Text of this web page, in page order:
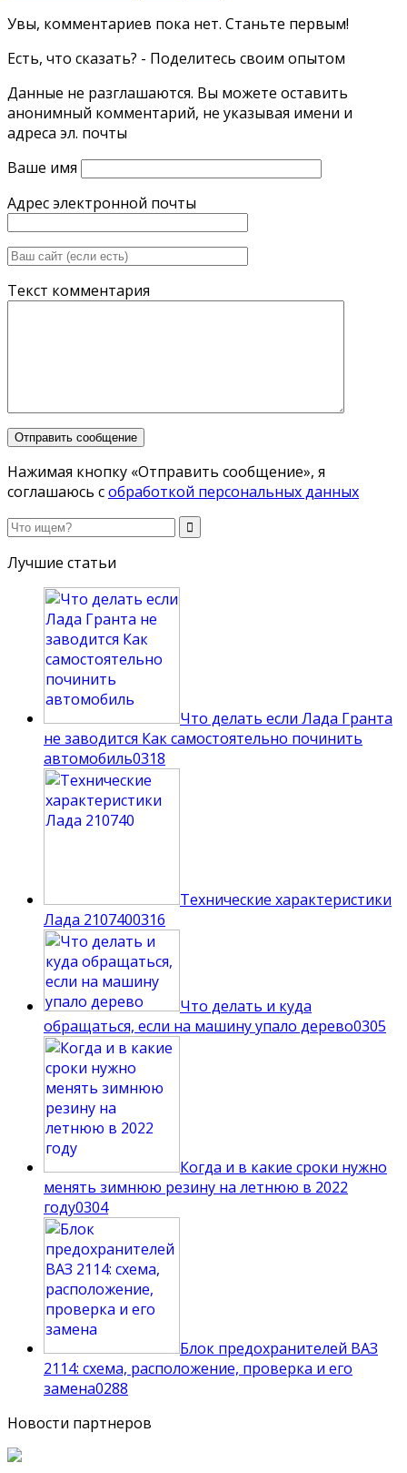
Увы, комментариев пока нет. Станьте первым!
Есть, что сказать? - Поделитесь своим опытом
Данные не разглашаются. Вы можете оставить
анонимный комментарий, не указывая имени и
адреса эл. почты
Ваше имя
Адрес электронной почты
Текст комментария
Нажимая кнопку «Отправить сообщение», я
соглашаюсь собработкой персональных данных
Лучшие статьи
Что делать если Лада Гранта
не заводится Как самостоятельно починить
автомобиль0318
Технические характеристики
Лада 2107400316
Что делать и куда
обращаться, если на машину упало дерево0305
Когда и в какие сроки нужно
менять зимнюю резину на летнюю в 2022
году0304
Блок предохранителей ВАЗ
2114: схема, расположение, проверка и его
замена0288
Новости партнеров